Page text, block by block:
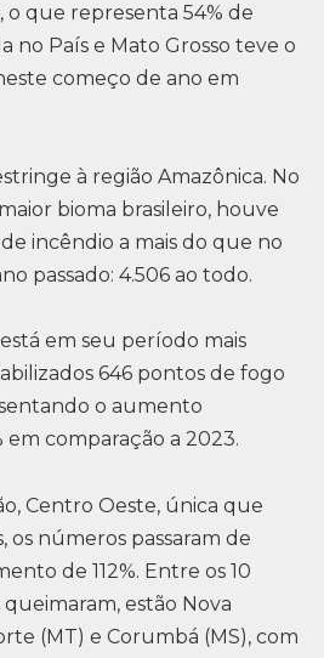
o que representa 54% de
no País e Mato Grosso teve o
começo de ano em
à região Amazônica. No
bioma brasileiro, houve
incêndio a mais do que no
passado: 4.506 ao todo.
em seu período mais
646 pontos de fogo
o aumento
em comparação a 2023.
Centro Oeste, única que
os números passaram de
de 112%. Entre os 10
estão Nova
(MT) e Corumbá (MS), com